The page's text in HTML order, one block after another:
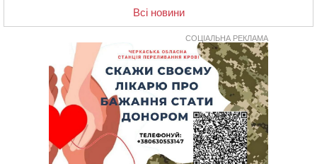
У Єрках прощатимуться з полеглим на Курщині
Апеляційний суд підтвердив стягнення майже 250
тис. грн шкоди за незаконний вилов риби
У Черкасах за ніч виявили 15 порушників
комендантської години та 10 нетверезих водіїв
На Золотоніщині водійка збила пішохода, який
перебігав дорогу
На Черкащині прокуратура через суд вимагає взяти
під охорону 188-річну церкву
Всі новини
СОЦІАЛЬНА РЕКЛАМА